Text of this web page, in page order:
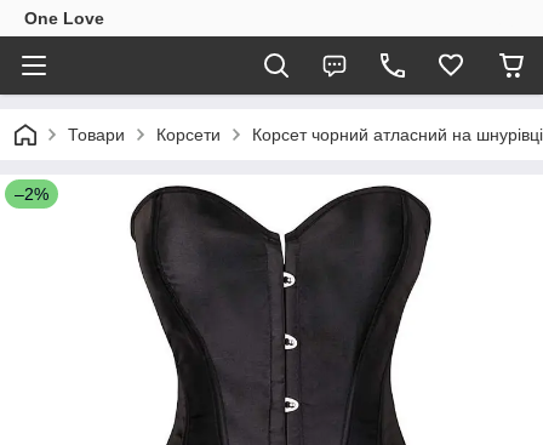
One Love
Товари Корсети Корсет чорний атласний на
–2%